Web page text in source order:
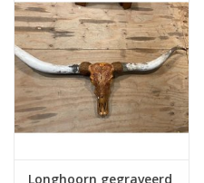
Longhoorn gegraveerd